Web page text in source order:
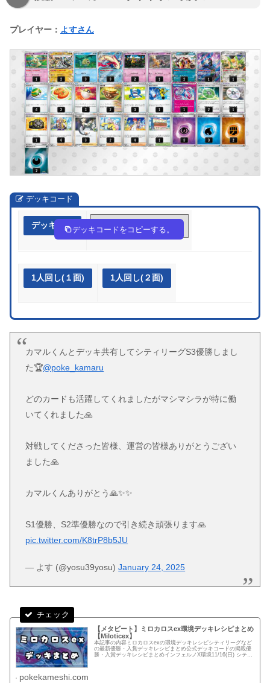
プレイヤー： よすさん
デッキコード
デッキ作成 5FbVdF-VPeJMd-vFvfkk
デッキコードをコピーする。
1人回し(１面) 1人回し(２面)
カマルくんとデッキ共有してシティリーグS3優勝しまし
た🏆@poke_kamaru
どのカードも活躍してくれましたがマシマシラが特に働
いてくれました🙏
対戦してくださった皆様、運営の皆様ありがとうござい
ました🙏
カマルくんありがとう🙏✨✨
S1優勝、S2準優勝なので引き続き頑張ります🙏
pic.twitter.com/K8trP8b5JU
— よす (@yosu39yosu)January 24, 2025
【メタビート】ミロカロスex環境デッキレシピまとめ
【Miloticex】
本記事の内容ミロカロスexの環境デッキレシピシティリーグなど
の最新優勝・入賞デッキレシピまとめ公式デッキコードの掲載優
勝・入賞デッキレシピまとめインフェルノX環境11/16(日) シティ
pokekameshi.com